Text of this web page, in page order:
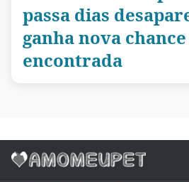
passa dias
ganha nova
encontrada